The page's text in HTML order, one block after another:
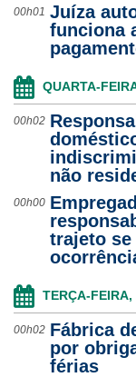
00h01 Juíza
funciona
QUARTA-
00h02
não
00h00
trajeto
TERÇA-
00h02 Fábrica
por
férias